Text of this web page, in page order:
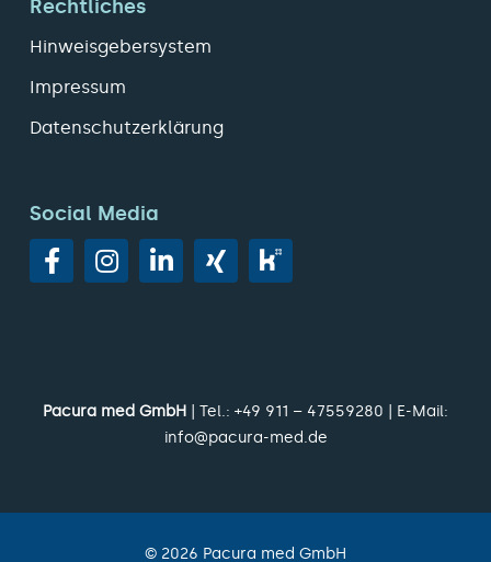
Rechtliches
Hinweisgebersystem
Impressum
Datenschutzerklärung
Social Media
Pacura med GmbH | Tel.: +49 911 – 47559280 | E-Mail:
info@pacura-med.de
© 2026 Pacura med GmbH